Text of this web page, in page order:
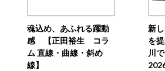
魂込め、あふれる躍動
感 【正田裕生 コラ
ム 直線・曲線・斜め
線】
新
を
川